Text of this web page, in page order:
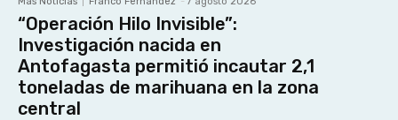
“Operación Hilo Invisible”:
Investigación nacida en
Antofagasta permitió incautar 2,1
toneladas de marihuana en la zona
central